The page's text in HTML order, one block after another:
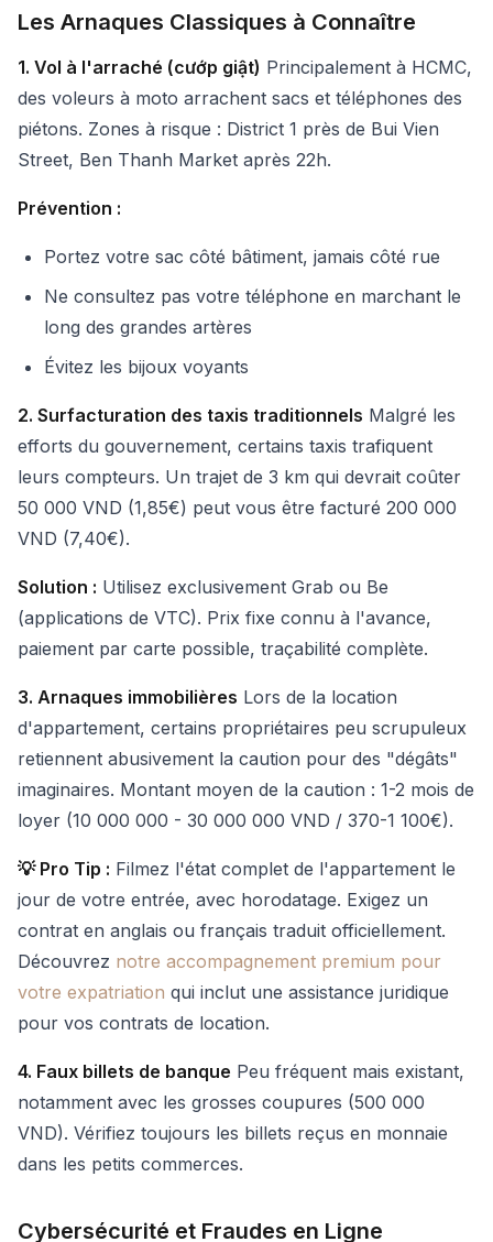
Les Arnaques Classiques à Connaître
1. Vol à l'arraché (cướp giật) Principalement à HCMC,
des voleurs à moto arrachent sacs et téléphones des
piétons. Zones à risque : District 1 près de Bui Vien
Street, Ben Thanh Market après 22h.
Prévention :
Portez votre sac côté bâtiment, jamais côté rue
Ne consultez pas votre téléphone en marchant le
long des grandes artères
Évitez les bijoux voyants
2. Surfacturation des taxis traditionnels Malgré les
efforts du gouvernement, certains taxis trafiquent
leurs compteurs. Un trajet de 3 km qui devrait coûter
50 000 VND (1,85€) peut vous être facturé 200 000
VND (7,40€).
Solution : Utilisez exclusivement Grab ou Be
(applications de VTC). Prix fixe connu à l'avance,
paiement par carte possible, traçabilité complète.
3. Arnaques immobilières Lors de la location
d'appartement, certains propriétaires peu scrupuleux
retiennent abusivement la caution pour des "dégâts"
imaginaires. Montant moyen de la caution : 1-2 mois de
loyer (10 000 000 - 30 000 000 VND / 370-1 100€).
💡 Pro Tip : Filmez l'état complet de l'appartement le
jour de votre entrée, avec horodatage. Exigez un
contrat en anglais ou français traduit officiellement.
Découvrez notre accompagnement premium pour
votre expatriation qui inclut une assistance juridique
pour vos contrats de location.
4. Faux billets de banque Peu fréquent mais existant,
notamment avec les grosses coupures (500 000
VND). Vérifiez toujours les billets reçus en monnaie
dans les petits commerces.
Cybersécurité et Fraudes en Ligne